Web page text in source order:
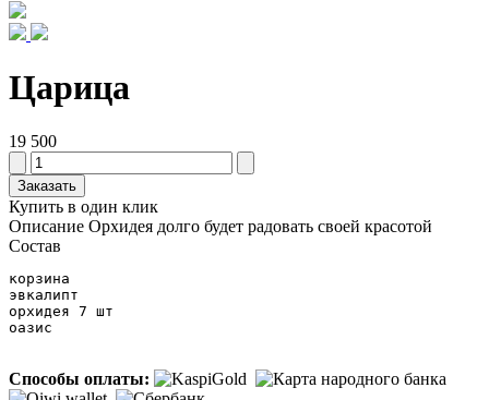
Царица
19 500
Заказать
Купить в один клик
Описание Орхидея долго будет радовать своей красотой
Состав
корзина
эвкалипт
орхидея 7 шт
оазис
Способы оплаты: